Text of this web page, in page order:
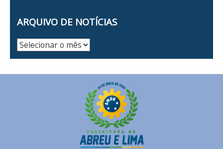
ARQUIVO DE NOTÍCIAS
Arquivo